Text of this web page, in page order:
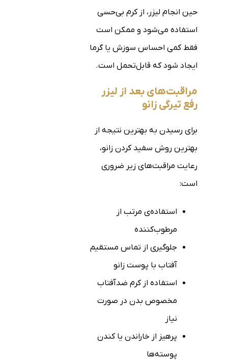
حین انجام لیزر، از کرم بی‌حسی
استفاده می‌شود و ممکن است
فقط کمی احساس سوزش یا گرما
ایجاد شود که قابل‌تحمل است.
مراقبت‌های بعد از لیزر
رفع تیرگی زانو
برای رسیدن به بهترین نتیجه از
بهترین روش سفید کردن زانو،
رعایت مراقبت‌های زیر ضروری
است:
استفاده‌ی مرتب از
مرطوب‌کننده
جلوگیری از تماس مستقیم
آفتاب با پوست زانو
استفاده از کرم ضدآفتاب
مخصوص بدن در صورت
نیاز
پرهیز از خاراندن یا کندن
پوسته‌ها